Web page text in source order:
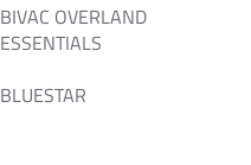
BIVAC OVERLAND
ESSENTIALS
BLUESTAR